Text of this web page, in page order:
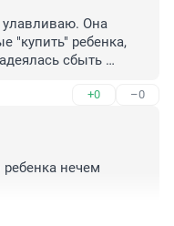
улавливаю. Она
"купить" ребенка,
сбыть
+0 –0
ребенка нечем